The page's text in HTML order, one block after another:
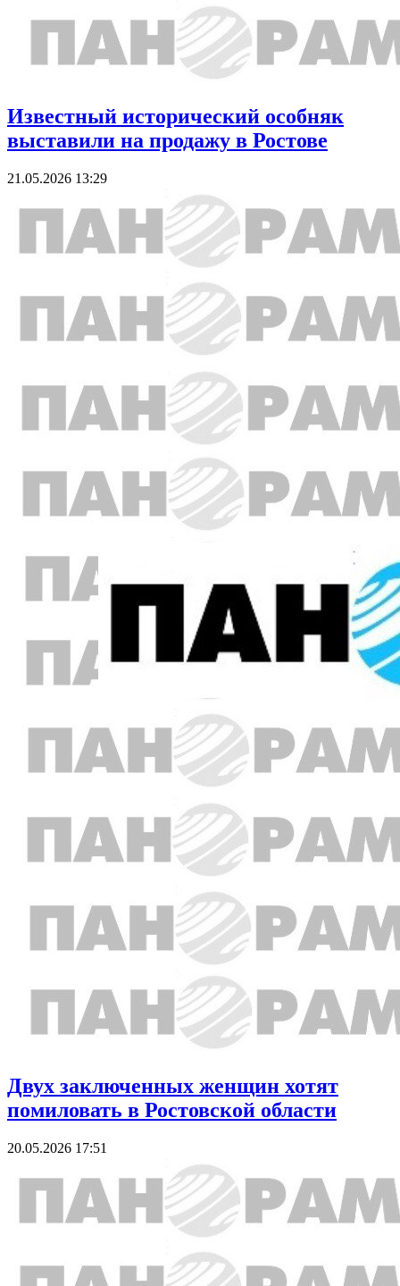
Известный исторический особняк
выставили на продажу в Ростове
21.05.2026 13:29
Двух заключенных женщин хотят
помиловать в Ростовской области
20.05.2026 17:51